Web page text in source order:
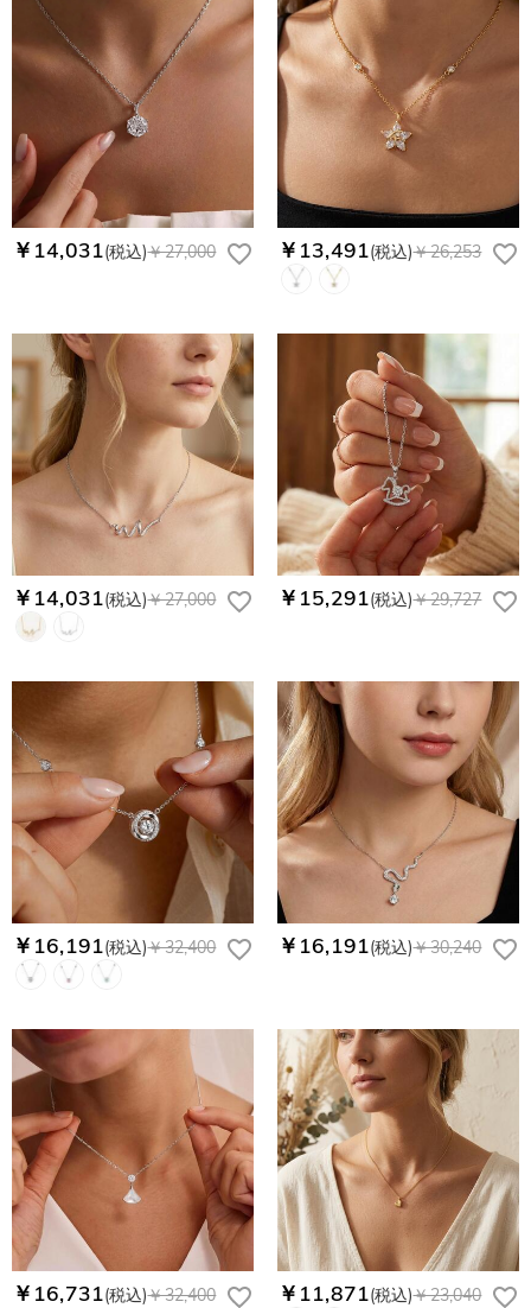
￥14,031(税込)￥27,000 ￥13,491(税込)￥26,253
￥14,031(税込)￥27,000 ￥15,291(税込)￥29,727
￥16,191(税込)￥32,400 ￥16,191(税込)￥30,240
￥16,731(税込)￥32,400 ￥11,871(税込)￥23,040